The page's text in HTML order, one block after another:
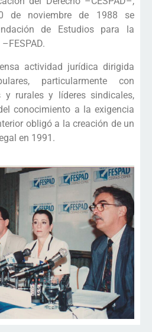
de noviembre de 1988 se
de Estudios para la
actividad jurídica dirigida
particularmente con
y rurales y líderes sindicales,
conocimiento a la exigencia
obligó a la creación de un
en 1991.